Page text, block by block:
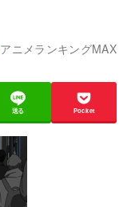
アニメランキングMAX
送る Pocket